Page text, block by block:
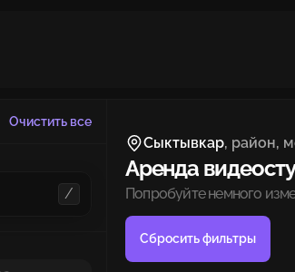
Очистить все
/
Сыктывкар, район,
Аренда
Попробуйте немного
Сбросить фильтры